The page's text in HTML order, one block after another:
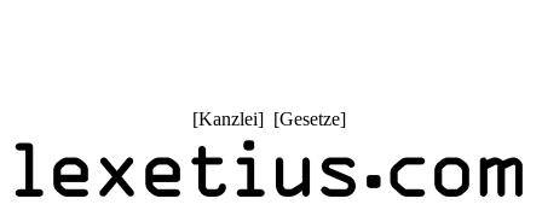
[Kanzlei] [Gesetze]